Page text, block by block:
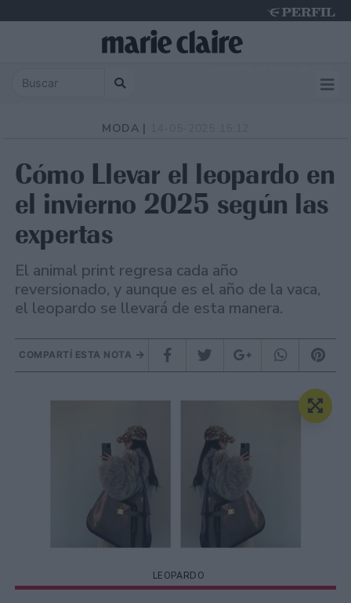
MODA |
Cómo Llevar el leopardo en
el invierno 2025 según las
expertas
El animal print regresa cada año
reversionado, y aunque es el año de la vaca,
el leopardo se llevará de esta manera.
COMPARTÍ ESTA NOTA
LEOPARDO